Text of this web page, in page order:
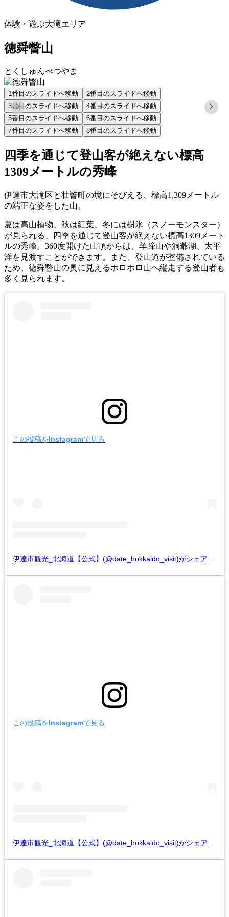
体験・遊ぶ大滝エリア
徳舜瞥山
とくしゅんべつやま
1番目のスライドへ移動 2番目のスライドへ移動
3番目のスライドへ移動 4番目のスライドへ移動
5番目のスライドへ移動 6番目のスライドへ移動
7番目のスライドへ移動 8番目のスライドへ移動
四季を通じて登山客が絶えない標高
1309メートルの秀峰
伊達市大滝区と壮瞥町の境にそびえる、標高1,309メートル
の端正な姿をした山。
夏は高山植物、秋は紅葉、冬には樹氷（スノーモンスター）
が見られる、四季を通じて登山客が絶えない標高1309メート
ルの秀峰。360度開けた山頂からは、羊蹄山や洞爺湖、太平
洋を見渡すことができます。また、登山道が整備されている
ため、徳舜瞥山の奥に見えるホロホロ山へ縦走する登山者も
多く見られます。
この投稿をInstagramで見る
伊達市観光_北海道【公式】(@date_hokkaido_visit)がシェアした投稿
この投稿をInstagramで見る